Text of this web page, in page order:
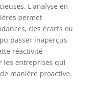
L'analyse en
permet
des écarts ou
passer inaperçus
réactivité
les entreprises qui
manière proactive.